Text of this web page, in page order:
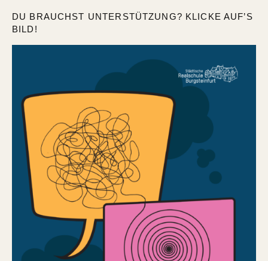
DU BRAUCHST UNTERSTÜTZUNG? KLICKE AUF’S
BILD!